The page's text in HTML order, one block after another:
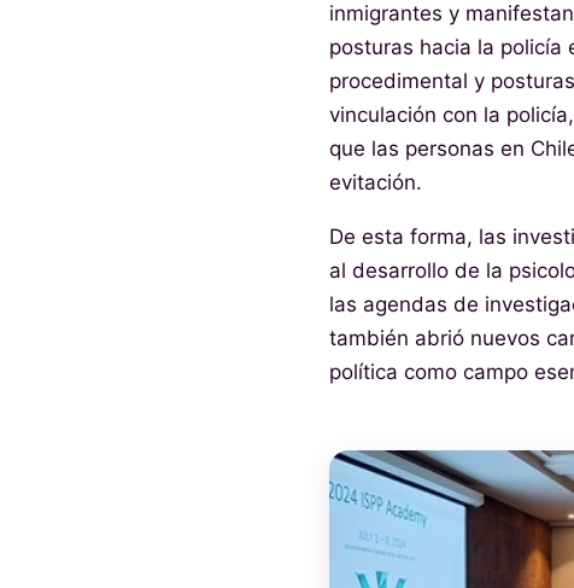
inmigrantes y
posturas hacia la policía
procedimental y
vinculación con la
que las personas en
evitación.
De esta forma, las
al desarrollo de la
las agendas de
también abrió nuevos
política como campo